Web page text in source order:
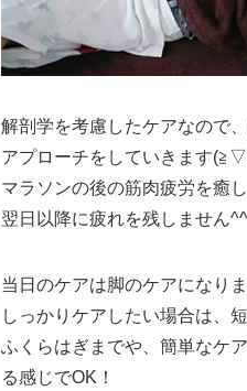
解剖学を考慮したケアなので
アプローチをしていきます
マラソンの後の筋肉疲労を癒
翌日以降に疲れを残しません^^
当日のケアは脚のケアになりま
しっかりケアしたい場合は、
ふくらはぎまでや、簡単なケ
る感じでOK！